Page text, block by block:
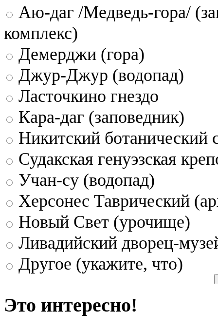
Аю-даг /Медведь-гора/
комплекс)
Демерджи (гора)
Джур-Джур (водопад)
Ласточкино гнездо
Кара-даг (заповедник)
Никитский ботанический
Судакская генуэзская
Учан-су (водопад)
Херсонес Таврический
Новый Свет (урочище)
Ливадийский дворец-
Другое (укажите, что)
Это интересно!